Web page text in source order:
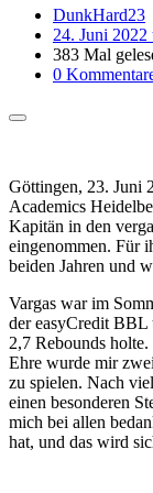
DunkHard23
24. Juni 2022
383 Mal
0
Göttingen, 23. Juni
Academics
Kapitän in den
eingenommen. Für
beiden Jahren und
Vargas war im
der easyCredit BBL
2,7 Rebounds
Ehre wurde mir
zu spielen. Nach
einen besonderen
mich bei allen
hat, und das wird